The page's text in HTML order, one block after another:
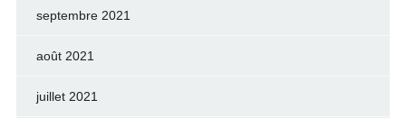
septembre 2021
août 2021
juillet 2021